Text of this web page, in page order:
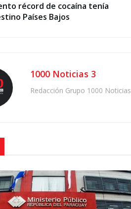
récord de cocaína tenía
Países Bajos
1000 Noticias 3
Redacción Grupo 1000 Noticias